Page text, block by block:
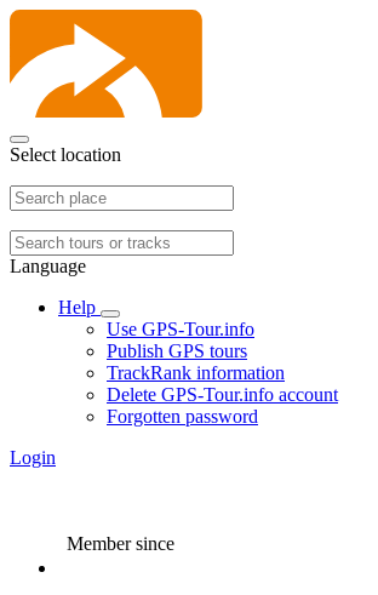
Select location
Language
Help
Use GPS-Tour.info
Publish GPS tours
TrackRank information
Delete GPS-Tour.info account
Forgotten password
Login
Member since